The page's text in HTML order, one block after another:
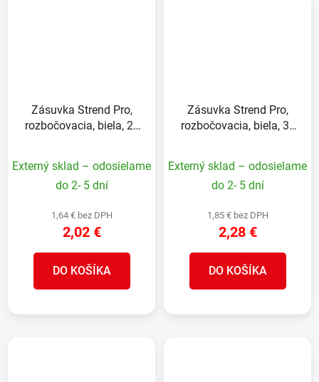
Zásuvka Strend Pro,
rozbočovacia, biela, 2x
Externý sklad – odosielame
do 2- 5 dní
1,64 € bez DPH
2,02 €
DO KOŠÍKA
Zásuvka Strend Pro,
rozbočovacia, biela, 3x
Externý sklad – odosielame
do 2- 5 dní
1,85 € bez DPH
2,28 €
DO KOŠÍKA